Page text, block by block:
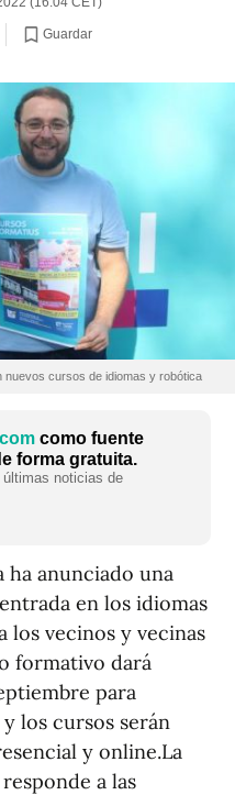
Guardar
cursos de idiomas y robótica
como fuente
forma gratuita.
noticias de
ha anunciado una
en los idiomas
los vecinos y vecinas
formativo dará
para
los cursos serán
y online.La
a las